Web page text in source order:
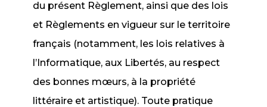
du présent Règlement, ainsi que des lois
et Règlements en vigueur sur le territoire
français (notamment, les lois relatives à
l’Informatique, aux Libertés, au respect
des bonnes mœurs, à la propriété
littéraire et artistique). Toute pratique